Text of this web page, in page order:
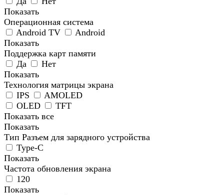
Показать
Операционная система
Android TV
Android
Показать
Поддержка карт памяти
Да
Нет
Показать
Технология матрицы экрана
IPS
AMOLED
OLED
TFT
Показать все
Показать
Тип Разъем для зарядного устройства
Type-C
Показать
Частота обновления экрана
120
Показать